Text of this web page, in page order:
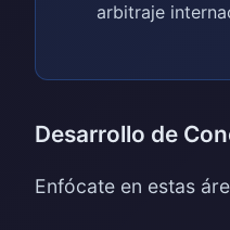
arbitraje
Desarrollo de
Enfócate en estas